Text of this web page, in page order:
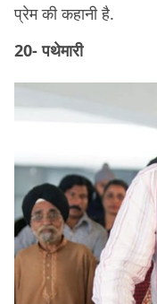
प्रेम की कहानी है.
20- पथेमारी